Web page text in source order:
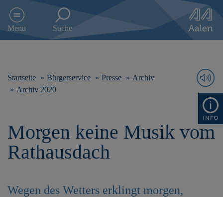
e
Menu Suche
Startseite Bürgerservice Presse
Archiv
Archiv 2020
Morgen keine Musik vom
Rathausdach
Wegen des Wetters erklingt morgen,